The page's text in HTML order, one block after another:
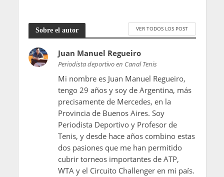
Sobre el autor VER TODOS LOS POST
Juan Manuel Regueiro
Periodista deportivo en Canal Tenis
Mi nombre es Juan Manuel Regueiro,
tengo 29 años y soy de Argentina, más
precisamente de Mercedes, en la
Provincia de Buenos Aires. Soy
Periodista Deportivo y Profesor de
Tenis, y desde hace años combino estas
dos pasiones que me han permitido
cubrir torneos importantes de ATP,
WTA y el Circuito Challenger en mi país.